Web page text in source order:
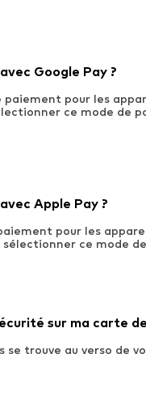
Google Pay ?
pour les
ce mode de
Apple Pay ?
pour les
ce mode
sur ma carte
trouve au verso de